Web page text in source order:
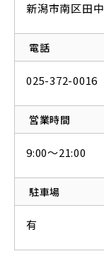
新潟市南区田
電話
025-372-0016
営業時間
9:00～21:00
駐車場
有